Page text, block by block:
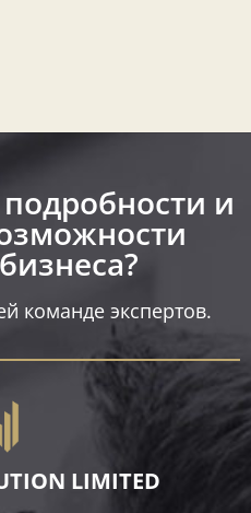
и
команде экспертов.
LIMITED